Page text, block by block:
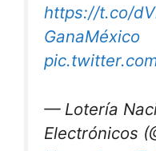
https://t.co/
GanaMéxico
— Lotería
Electrónicos